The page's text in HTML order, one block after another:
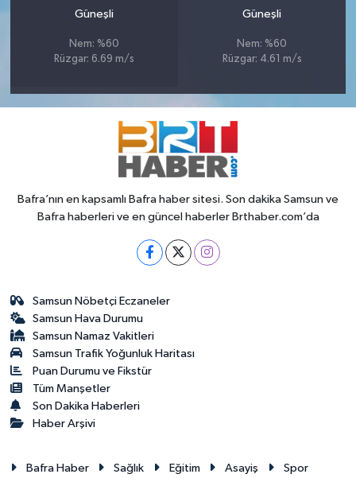
Güneşli
Nem: %60
Rüzgar: 6.69 m/s
Güneşli
Nem: %60
Rüzgar: 4.61 m/s
Bafra’nın en kapsamlı Bafra haber sitesi. Son dakika Samsun ve
Bafra haberleri ve en güncel haberler Brthaber.com’da
Samsun Nöbetçi Eczaneler
Samsun Hava Durumu
Samsun Namaz Vakitleri
Samsun Trafik Yoğunluk Haritası
Puan Durumu ve Fikstür
Tüm Manşetler
Son Dakika Haberleri
Haber Arşivi
Bafra Haber Sağlık Eğitim Asayiş
Spor